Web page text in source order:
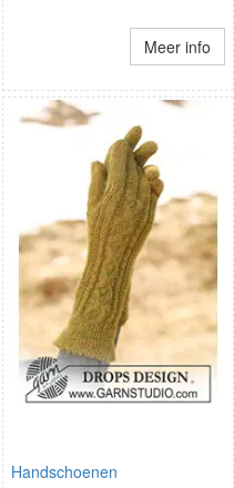
Meer info
Handschoenen